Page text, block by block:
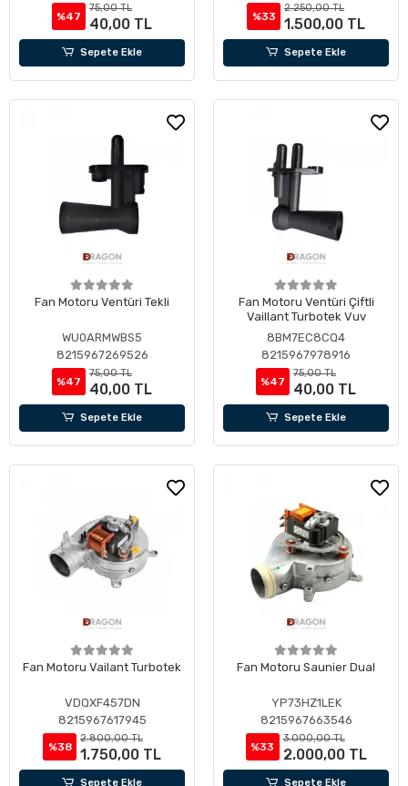
%47
75,00 TL
40,00 TL
Sepete Ekle
%33
2.250,00 TL
1.500,00 TL
Sepete Ekle
Fan Motoru Ventüri Tekli
WU0ARMWBS5
8215967269526
%47
75,00 TL
40,00 TL
Sepete Ekle
Fan Motoru Ventüri Çiftli
Vaillant Turbotek Vuv
8BM7EC8CQ4
8215967978916
%47
75,00 TL
40,00 TL
Sepete Ekle
Fan Motoru Vailant Turbotek
VDQXF457DN
8215967617945
%38
2.800,00 TL
1.750,00 TL
Sepete Ekle
Fan Motoru Saunier Dual
YP73HZ1LEK
8215967663546
%33
3.000,00 TL
2.000,00 TL
Sepete Ekle